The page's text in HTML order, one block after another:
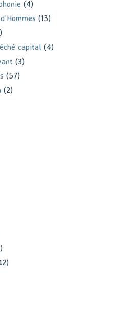
(4)
(13)
capital (4)
(3)
(57)
(2)